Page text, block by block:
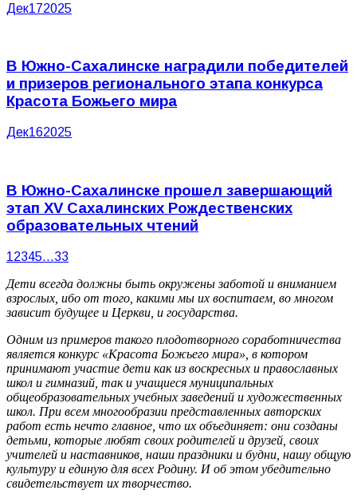
Дек172025
В Южно-Сахалинске наградили победителей
и призеров регионального этапа конкурса
Красота Божьего мира
Дек162025
В Южно-Сахалинске прошел завершающий
этап XV Сахалинских Рождественских
образовательных чтений
12345…33
Дети всегда должны быть окружены заботой и вниманием
взрослых, ибо от того, какими мы их воспитаем, во многом
зависит будущее и Церкви, и государства.
Одним из примеров такого плодотворного соработничества
является конкурс «Красота Божьего мира», в котором
принимают участие дети как из воскресных и православных
школ и гимназий, так и учащиеся муниципальных
общеобразовательных учебных заведений и художественных
школ. При всем многообразии представленных авторских
работ есть нечто главное, что их объединяет: они созданы
детьми, которые любят своих родителей и друзей, своих
учителей и наставников, наши праздники и будни, нашу общую
культуру и единую для всех Родину. И об этом убедительно
свидетельствует их творчество.